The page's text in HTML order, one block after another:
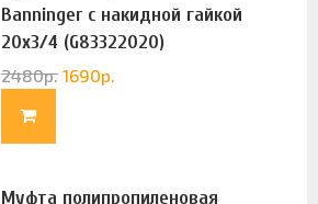
Banninger с накидной гайкой
20х3/4 (G83322020)
2480р. 1690р.
Муфта полипропиленовая